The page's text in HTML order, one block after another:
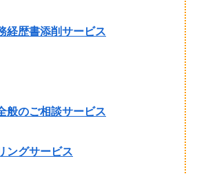
経歴書添削サービス
般のご相談サービス
ングサービス